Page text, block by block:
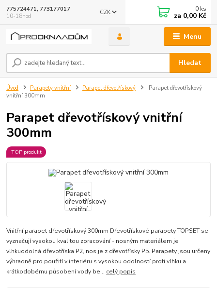
Menu
CZK
Hledat
775724471, 773177017
10-18hod
0 ks
za 0,00 Kč
Úvod Parapety vnitřní Parapet dřevotřískový
Parapet dřevotřískový
vnitřní 300mm
Parapet dřevotřískový vnitřní
300mm
TOP produkt
Vnitřní parapet dřevotřískový 300mm Dřevotřískové parapety TOPSET se
vyznačují vysokou kvalitou zpracování - nosným materiálem je
vlhkuodolná dřevotříska P2, nos je z dřevotřísky P5. Parapety jsou určeny
výhradně pro použití v interiéru s vysokou odolností proti vlhku a
krátkodobému působení vody be... celý popis